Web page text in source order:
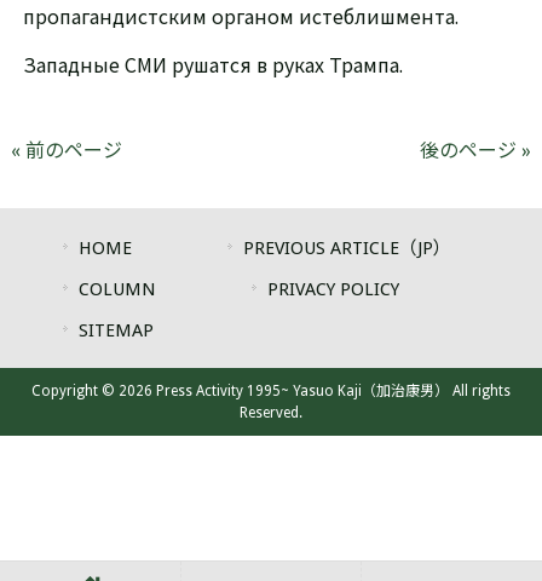
пропагандистским органом истеблишмента.
Западные СМИ рушатся в руках Трампа.
« 前のページ 後のページ »
HOME
PREVIOUS ARTICLE（JP）
COLUMN
PRIVACY POLICY
SITEMAP
Copyright © 2026 Press Activity 1995~ Yasuo Kaji（加治康男） All rights
Reserved.